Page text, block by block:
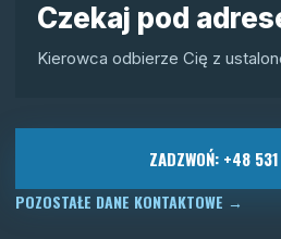
Czekaj pod
Kierowca odbierze Cię z
ZADZWOŃ: +48
POZOSTAŁE DANE KONTAKTOWE →